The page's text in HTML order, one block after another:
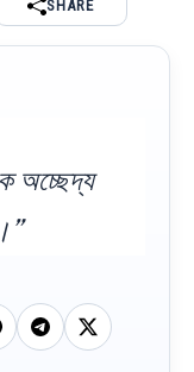
SHARE
অচ্ছেদ্য